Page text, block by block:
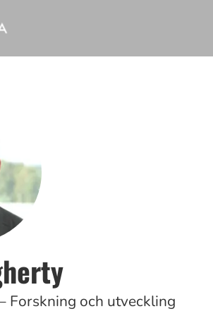
Forskning och utveckling